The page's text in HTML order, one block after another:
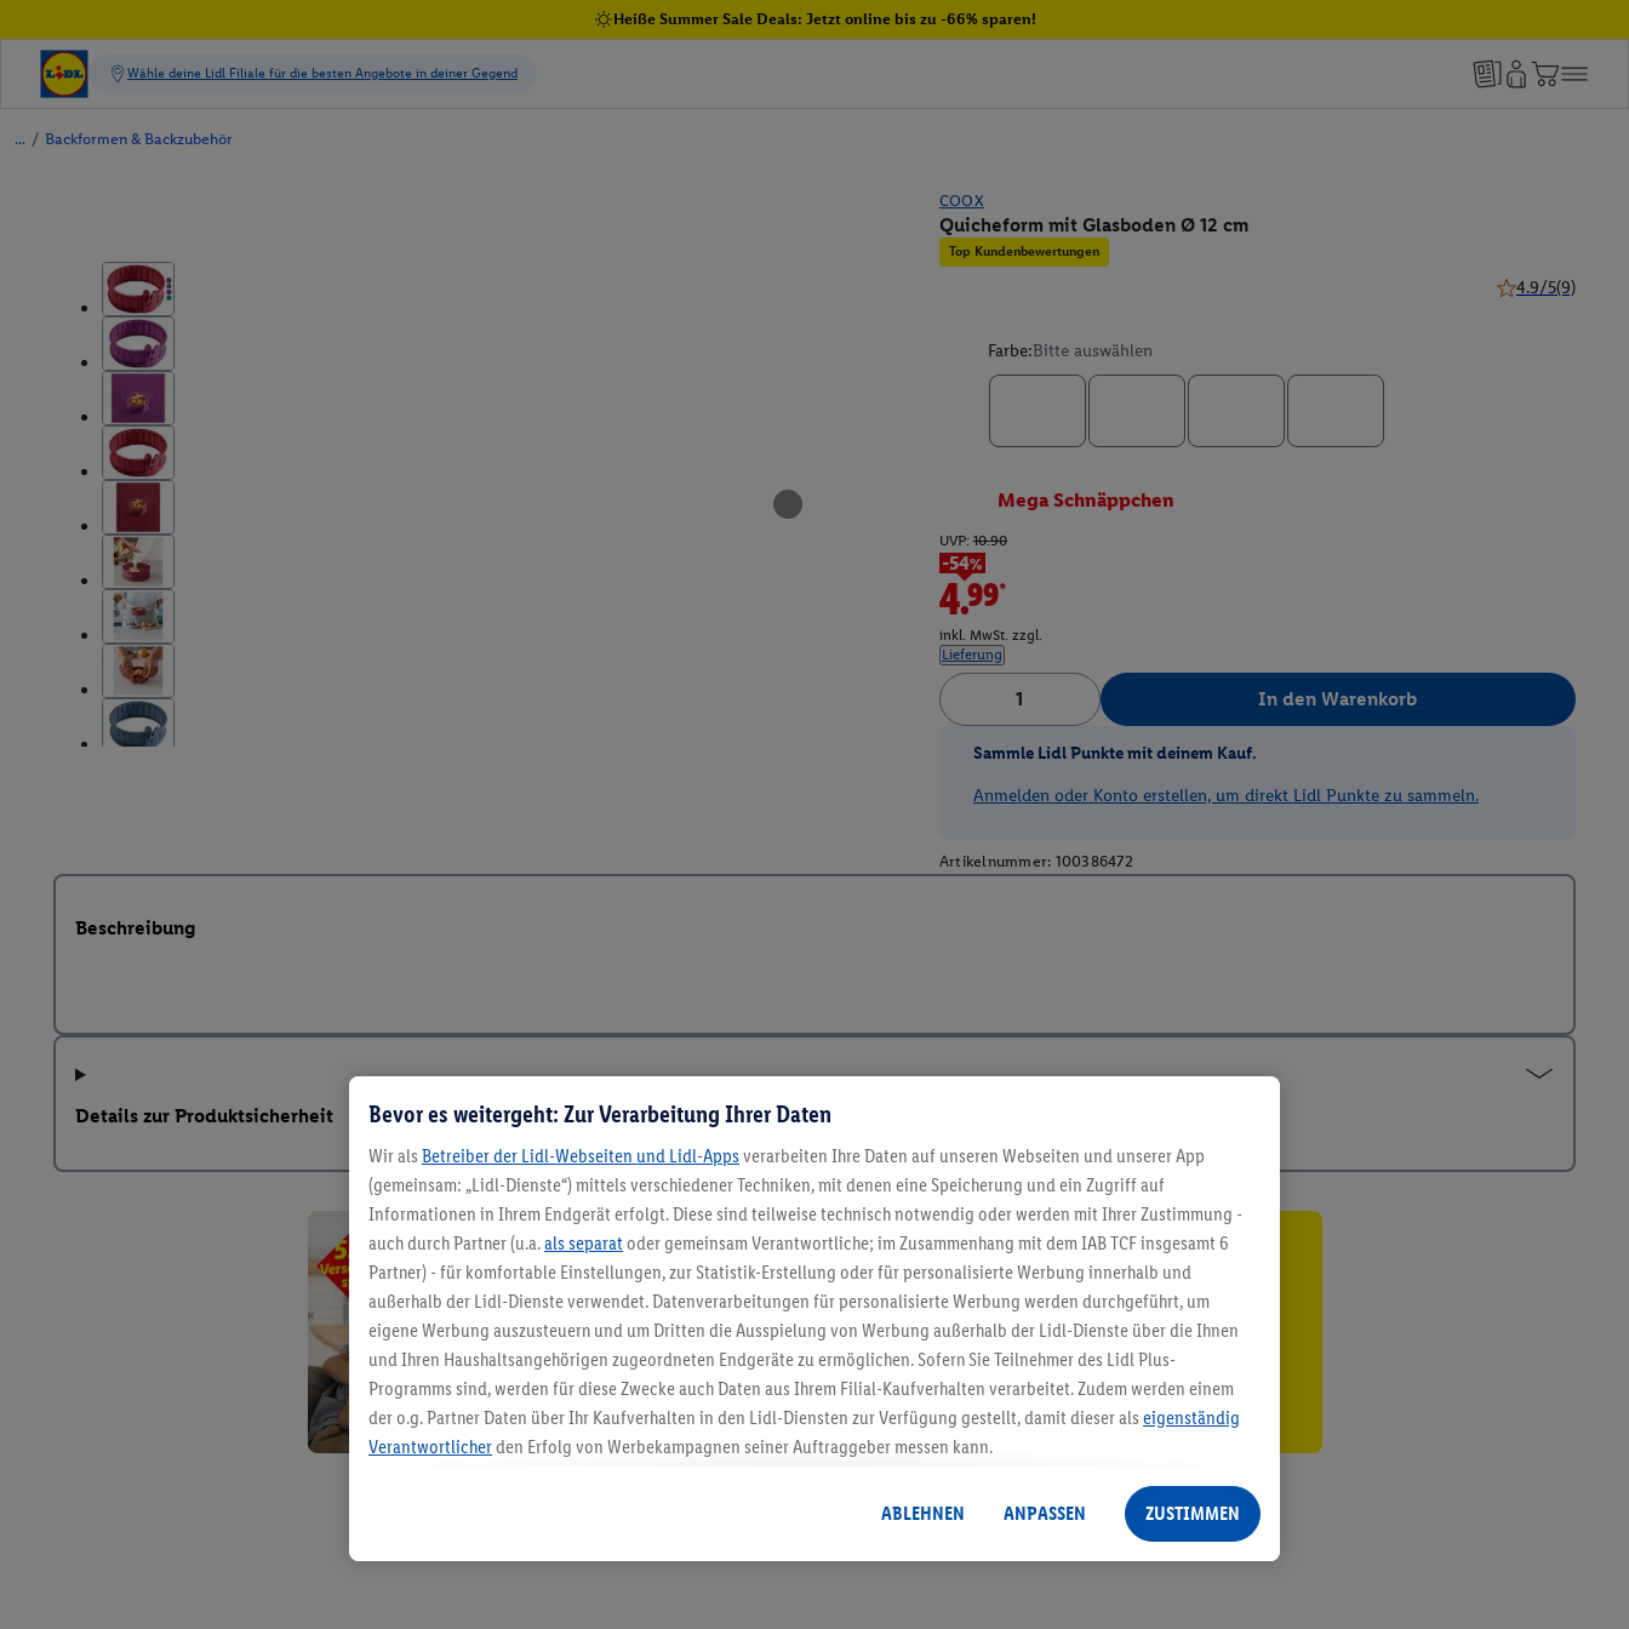
Heiße Summer Sale Deals: Jetzt online bis zu -66% sparen!
/ Backformen & Backzubehör
COOX
Quicheform mit Glasboden Ø 12 cm
Top Kundenbewertungen
4.9/5(9)
Farbe:Bitte auswählen
Mega Schnäppchen
UVP: 10.90
-54%
4.99*
inkl. MwSt. zzgl.
Lieferung
In den Warenkorb
Sammle Lidl Punkte mit deinem Kauf.
Anmelden oder Konto erstellen, um direkt Lidl Punkte zu sammeln.
Artikelnummer: 100386472
Beschreibung
Details zur Produktsicherheit
5.95 € Versand sparen³²ᵃ
Jetzt zum Newsletter anmelden
Gutschein sichern!
Bevor es weitergeht: Zur Verarbeitung Ihrer Daten
Wir als Betreiber der Lidl-Webseiten und Lidl-Apps verarbeiten Ihre Daten auf unseren Webseiten und unserer App
(gemeinsam: „Lidl-Dienste“) mittels verschiedener Techniken, mit denen eine Speicherung und ein Zugriff auf
Informationen in Ihrem Endgerät erfolgt. Diese sind teilweise technisch notwendig oder werden mit Ihrer Zustimmung -
auch durch Partner (u.a.als separat oder gemeinsam Verantwortliche; im Zusammenhang mit dem IAB TCF insgesamt 6
Partner) - für komfortable Einstellungen, zur Statistik-Erstellung oder für personalisierte Werbung innerhalb und
außerhalb der Lidl-Dienste verwendet. Datenverarbeitungen für personalisierte Werbung werden durchgeführt, um
eigene Werbung auszusteuern und um Dritten die Ausspielung von Werbung außerhalb der Lidl-Dienste über die Ihnen
und Ihren Haushaltsangehörigen zugeordneten Endgeräte zu ermöglichen. Sofern Sie Teilnehmer des Lidl Plus-
Programms sind, werden für diese Zwecke auch Daten aus Ihrem Filial-Kaufverhalten verarbeitet. Zudem werden einem
der o.g. Partner Daten über Ihr Kaufverhalten in den Lidl-Diensten zur Verfügung gestellt, damit dieser als eigenständig
Verantwortlicherden Erfolg von Werbekampagnen seiner Auftraggeber messen kann.
angereicherten Profilen. Dies umfasst die Zusammenführung von Daten (z.B. über Ihre Nutzung der Lidl-Dienste, Ihr
Kaufverhalten in den Lidl-Diensten, Informationen aus Ihrem Kundenkonto - z.B. Alter oder Geschlecht - sowie Ihre
genauen Standortdaten) auch über verschiedene Endgeräte und Lidl-Dienste hinweg einschließlich dem Speichern von
ABLEHNEN ANPASSEN ZUSTIMMEN